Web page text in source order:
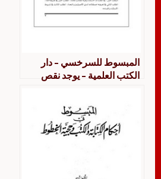
المبسوط للسرخسي – دار
الكتب العلمية – يوجد نقص